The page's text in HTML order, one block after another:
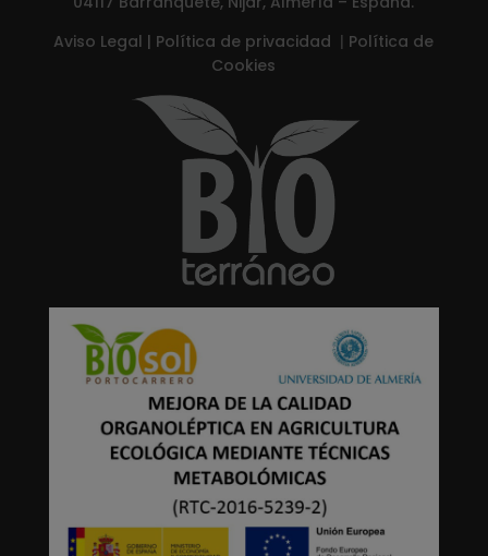
Aviso Legal | Política de privacidad | Política de
Cookies